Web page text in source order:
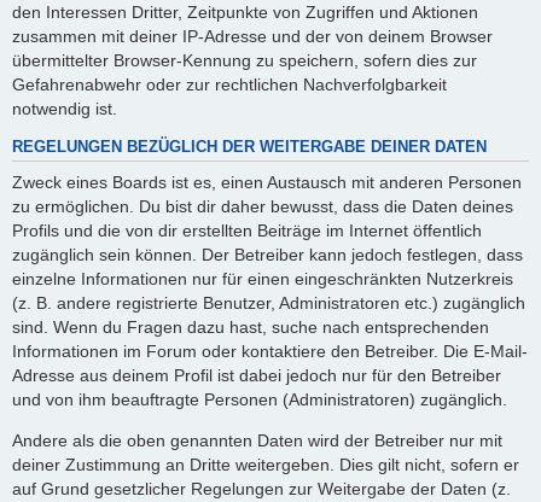
den Interessen Dritter, Zeitpunkte von Zugriffen und Aktionen
zusammen mit deiner IP-Adresse und der von deinem Browser
übermittelter Browser-Kennung zu speichern, sofern dies zur
Gefahrenabwehr oder zur rechtlichen Nachverfolgbarkeit
notwendig ist.
REGELUNGEN BEZÜGLICH DER WEITERGABE DEINER DATEN
Zweck eines Boards ist es, einen Austausch mit anderen Personen
zu ermöglichen. Du bist dir daher bewusst, dass die Daten deines
Profils und die von dir erstellten Beiträge im Internet öffentlich
zugänglich sein können. Der Betreiber kann jedoch festlegen, dass
einzelne Informationen nur für einen eingeschränkten Nutzerkreis
(z. B. andere registrierte Benutzer, Administratoren etc.) zugänglich
sind. Wenn du Fragen dazu hast, suche nach entsprechenden
Informationen im Forum oder kontaktiere den Betreiber. Die E-Mail-
Adresse aus deinem Profil ist dabei jedoch nur für den Betreiber
und von ihm beauftragte Personen (Administratoren) zugänglich.
Andere als die oben genannten Daten wird der Betreiber nur mit
deiner Zustimmung an Dritte weitergeben. Dies gilt nicht, sofern er
auf Grund gesetzlicher Regelungen zur Weitergabe der Daten (z.